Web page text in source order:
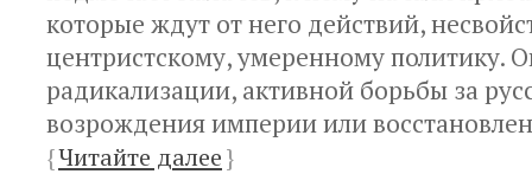
которые ждут от него действий,
центристскому, умеренному политику.
радикализации, активной борьбы за
возрождения империи или
{Читайте далее}